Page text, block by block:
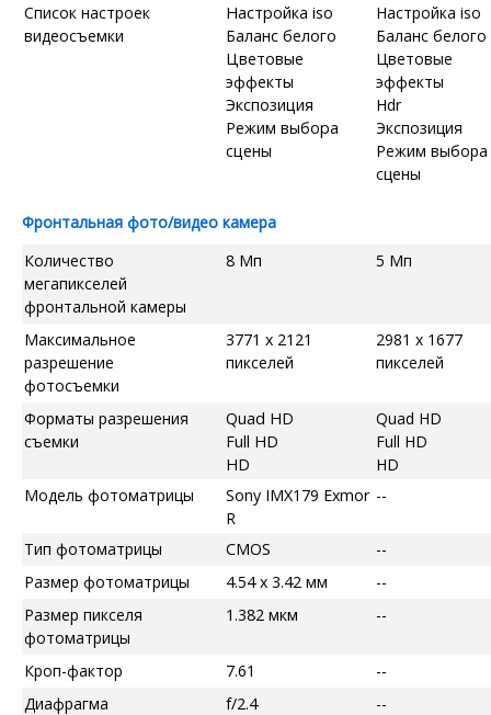
Список настроек
видеосъемки
Настройка iso
Баланс белого
Цветовые
эффекты
Экспозиция
Режим выбора
сцены
Настройка iso
Баланс белого
Цветовые
эффекты
Hdr
Экспозиция
Режим выбора
сцены
Фронтальная фото/видео камера
Количество
мегапикселей
фронтальной камеры
8 Мп 5 Мп
Максимальное
разрешение
фотосъемки
3771 x 2121
пикселей
2981 x 1677
пикселей
Форматы разрешения
съемки
Quad HD
Full HD
HD
Quad HD
Full HD
HD
Модель фотоматрицы
Sony IMX179 Exmor
R
--
Тип фотоматрицы CMOS
--
Размер фотоматрицы
4.54 x 3.42 мм
--
Размер пикселя
фотоматрицы
1.382 мкм --
Кроп-фактор 7.61
--
Диафрагма
f/2.4
--